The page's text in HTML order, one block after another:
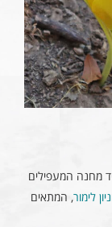
מחנה המעפילים
לימור, המתאים